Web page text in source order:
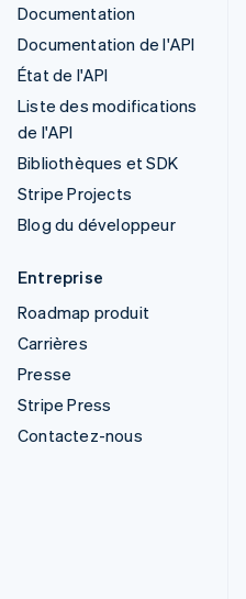
Documentation
Documentation de l'API
État de l'API
Liste des modifications
de l'API
Bibliothèques et SDK
Stripe Projects
Blog du développeur
Entreprise
Roadmap produit
Carrières
Presse
Stripe Press
Contactez-nous